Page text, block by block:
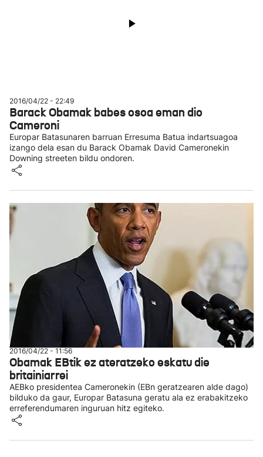
2016/04/22 - 22:49
Barack Obamak babes osoa eman dio
Cameroni
Europar Batasunaren barruan Erresuma Batua indartsuagoa
izango dela esan du Barack Obamak David Cameronekin
Downing streeten bildu ondoren.
2016/04/22 - 11:56
Obamak EBtik ez ateratzeko eskatu die
britainiarrei
AEBko presidentea Cameronekin (EBn geratzearen alde dago)
bilduko da gaur, Europar Batasuna geratu ala ez erabakitzeko
erreferendumaren inguruan hitz egiteko.